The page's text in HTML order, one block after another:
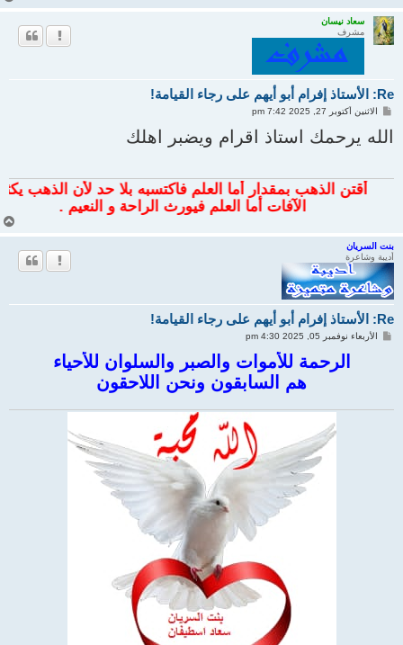
سعاد نيسان
مشرف
Re: الأستاذ إفرام أبو أيهم على رجاء القيامة!
ا
ر
الاثنين أكتوبر 27, 2025 7:42 pm
الله يرحمك استاذ اقرام ويضبر اهلك
أقتن الذهب بمقدار أما العلم فاكتسبه بلا حد لأن الذهب يكثر
الآفات أما العلم فيورث الراحة و النعيم .
بنت السريان
أديبة وشاعرة
Re: الأستاذ إفرام أبو أيهم على رجاء القيامة!
الأربعاء نوفمبر 05, 2025 4:30 pm
الرحمة للأموات والصبر والسلوان للأحياء
هم السابقون ونحن اللاحقون